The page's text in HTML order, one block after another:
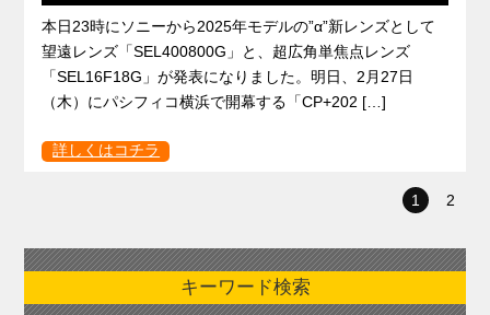
本日23時にソニーから2025年モデルの”α”新レンズとして
望遠レンズ「SEL400800G」と、超広角単焦点レンズ
「SEL16F18G」が発表になりました。明日、2月27日
（木）にパシフィコ横浜で開幕する「CP+202 […]
詳しくはコチラ
1 2
キーワード検索